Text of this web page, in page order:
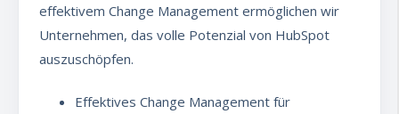
effektivem Change Management ermöglichen wir
Unternehmen, das volle Potenzial von HubSpot
auszuschöpfen.
Effektives Change Management für